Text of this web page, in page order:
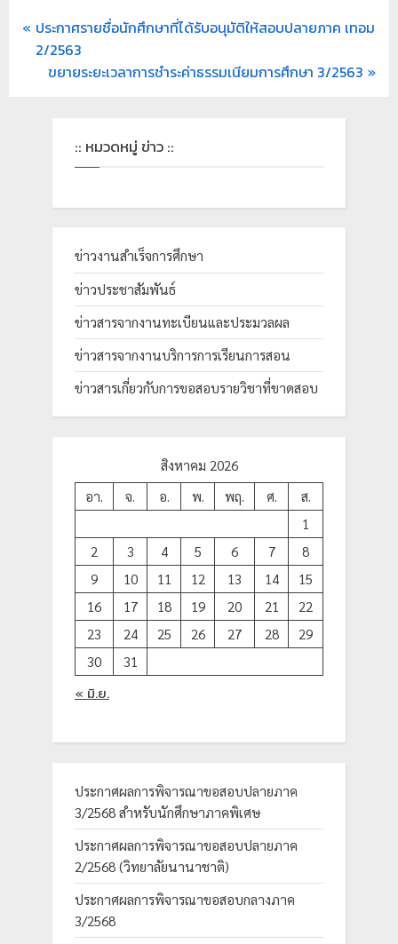
ช
ภั
ใ
ประกาศรายชื่อนักศึกษาที่ได้รับอนุมัติให้สอบปลายภาค เทอม
2/2563
ขยายระยะเวลาการชำระค่าธรรมเนียมการศึกษา 3/2563
:: หมวดหมู่ ข่าว ::
ข่าวงานสำเร็จการศึกษา
ข่าวประชาสัมพันธ์
ข่าวสารจากงานทะเบียนและประมวลผล
ข่าวสารจากงานบริการการเรียนการสอน
ข่าวสารเกี่ยวกับการขอสอบรายวิชาที่ขาดสอบ
สิงหาคม 2026
อา.
จ. อ. พ. พฤ. ศ.
ส.
1
2
3 4 5 6 7
8
9
10 11 12 13 14
15
16
17 18 19 20 21
22
23
24 25 26 27 28
29
30
31
« มิ.ย.
ประกาศผลการพิจารณาขอสอบปลายภาค
3/2568 สำหรับนักศึกษาภาคพิเศษ
ประกาศผลการพิจารณาขอสอบปลายภาค
2/2568 (วิทยาลัยนานาชาติ)
ประกาศผลการพิจารณาขอสอบกลางภาค
3/2568